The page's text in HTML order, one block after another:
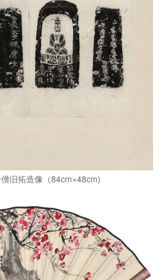
旧拓造像（84cm×48cm)